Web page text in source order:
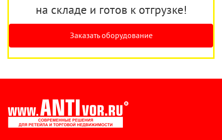
на складе и готов к отгрузке!
Заказать оборудование